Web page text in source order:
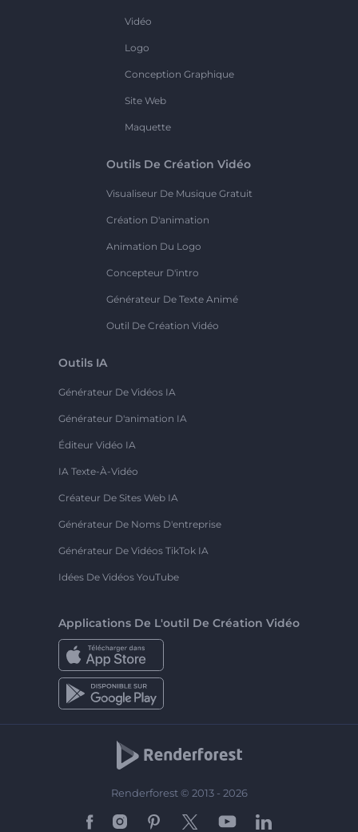
Vidéo
Logo
Conception Graphique
Site Web
Maquette
Outils De Création Vidéo
Visualiseur De Musique Gratuit
Création D'animation
Animation Du Logo
Concepteur D'intro
Générateur De Texte Animé
Outil De Création Vidéo
Outils IA
Générateur De Vidéos IA
Générateur D'animation IA
Éditeur Vidéo IA
IA Texte-À-Vidéo
Créateur De Sites Web IA
Générateur De Noms D'entreprise
Générateur De Vidéos TikTok IA
Idées De Vidéos YouTube
Applications De L'outil De Création Vidéo
Renderforest © 2013 - 2026